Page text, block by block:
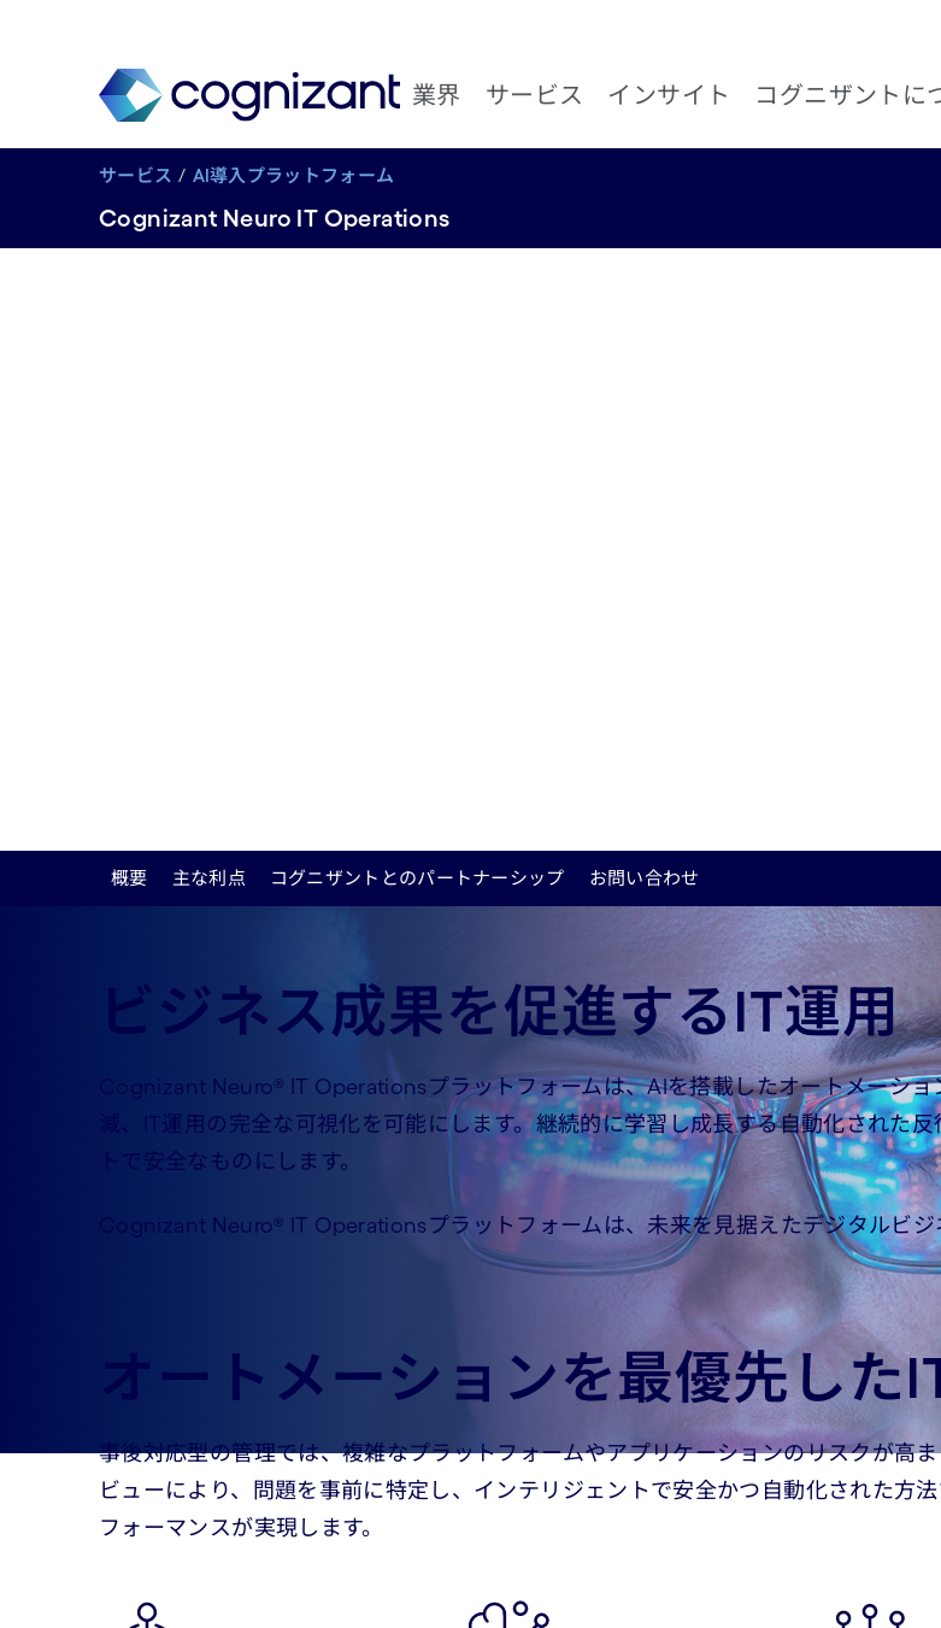
業界 サービス インサイト コグニザントに
サービス AI導入プラットフォーム
Cognizant Neuro IT Operations
概要 主な利点 コグニザントとのパートナーシップ お問い合わせ
ビジネス成果を促進するIT運用
Cognizant Neuro® IT Operationsプラットフォームは、AIを搭載したオートメーシ
減、IT運用の完全な可視化を可能にします。継続的に学習し成長する自動化された
トで安全なものにします。
Cognizant Neuro® IT Operationsプラットフォームは、未来を見据えたデジタルビ
オートメーションを最優先した
事後対応型の管理では、複雑なプラットフォームやアプリケーションのリスクが高
ビューにより、問題を事前に特定し、インテリジェントで安全かつ自動化された方
フォーマンスが実現します。